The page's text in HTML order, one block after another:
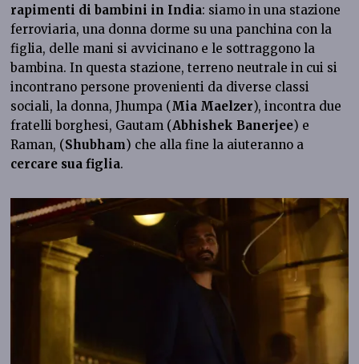
rapimenti di bambini in India: siamo in una stazione
ferroviaria, una donna dorme su una panchina con la
figlia, delle mani si avvicinano e le sottraggono la
bambina. In questa stazione, terreno neutrale in cui si
incontrano persone provenienti da diverse classi
sociali, la donna, Jhumpa (Mia Maelzer), incontra due
fratelli borghesi, Gautam (Abhishek Banerjee) e
Raman, (Shubham) che alla fine la aiuteranno a
cercare sua figlia.